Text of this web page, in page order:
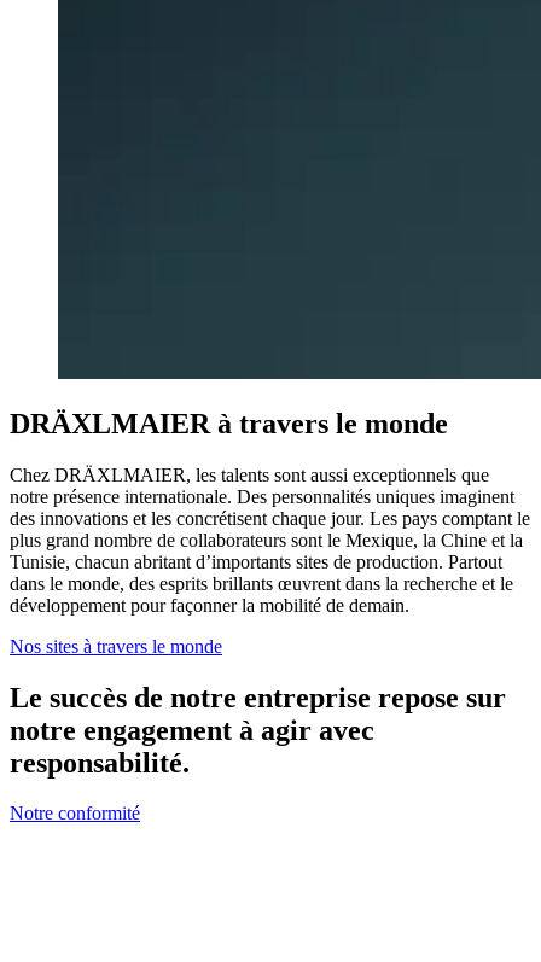
DRÄXLMAIER à travers le monde
Chez DRÄXLMAIER, les talents sont aussi exceptionnels que
notre présence internationale. Des personnalités uniques imaginent
des innovations et les concrétisent chaque jour. Les pays comptant le
plus grand nombre de collaborateurs sont le Mexique, la Chine et la
Tunisie, chacun abritant d’importants sites de production. Partout
dans le monde, des esprits brillants œuvrent dans la recherche et le
développement pour façonner la mobilité de demain.
Nos sites à travers le monde
Le succès de notre entreprise repose sur
notre engagement à agir avec
responsabilité.
Notre conformité